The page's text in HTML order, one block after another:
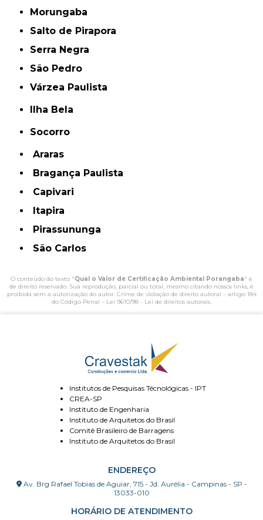
Morungaba
Salto de Pirapora
Serra Negra
São Pedro
Várzea Paulista
Ilha Bela
Socorro
Araras
Bragança Paulista
Capivari
Itapira
Pirassununga
São Carlos
O conteúdo do texto "Qual o Valor de Certificação Ambiental Porangaba" é
de direito reservado. Sua reprodução, parcial ou total, mesmo citando nossos links, é
proibida sem a autorização do autor. Crime de violação de direito autoral – artigo 184
do Código Penal – Lei 9610/98 - Lei de direitos autorais.
Institutos de Pesquisas Técnológicas - IPT
CREA-SP
Instituto de Engenharia
Instituto de Arquitetos do Brasil
Comitê Brasileiro de Barragens
Instituto de Arquitetos do Brasil
ENDEREÇO
Av. Brg Rafael Tobias de Aguiar, 715 - Jd. Aurélia - Campinas - SP -
13033-010
HORÁRIO DE ATENDIMENTO